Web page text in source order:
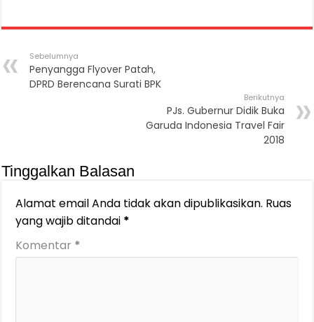
Sebelumnya
Penyangga Flyover Patah,
DPRD Berencana Surati BPK
Berikutnya
PJs. Gubernur Didik Buka
Garuda Indonesia Travel Fair
2018
Tinggalkan Balasan
Alamat email Anda tidak akan dipublikasikan. Ruas
yang wajib ditandai *
Komentar *